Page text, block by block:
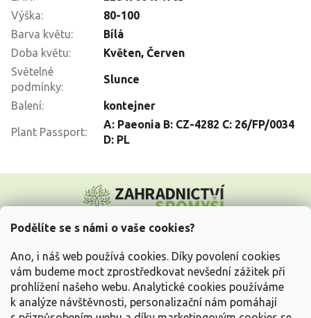
Podělíte se s námi o vaše cookies?
Ano, i náš web používá cookies. Díky povolení cookies
vám budeme moct zprostředkovat nevšední zážitek při
prohlížení našeho webu. Analytické cookies používáme
k analýze návštěvnosti, personalizační nám pomáhají
Výška:
80-100
Barva květu:
Bílá
Doba květu: Květen, Červen
Světelné
podmínky:
Slunce
Balení: kontejner
Plant Passport:
A: Paeonia B: CZ-4282 C: 26/FP/0034
D: PL
p
Vše o nákupu
Informace pro Vás